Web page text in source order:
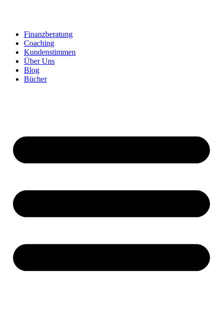
Finanzberatung
Coaching
Kundenstimmen
Über Uns
Blog
Bücher